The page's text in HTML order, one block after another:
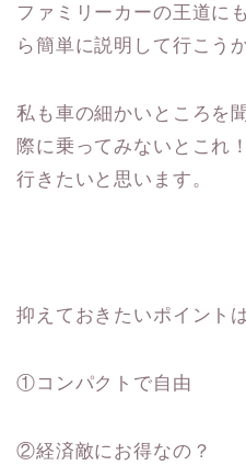
ファミリーカーの王道に
ら簡単に説明して行こう
私も車の細かいところを
際に乗ってみないとこれ
行きたいと思います。
抑えておきたいポイント
①コンパクトで自由
②経済敵にお得なの？